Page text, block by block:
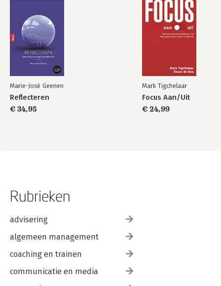
Marie-José Geenen
Reflecteren
€ 34,95
Mark Tigchelaar
Focus Aan/Uit
€ 24,99
Rubrieken
advisering
algemeen management
coaching en trainen
communicatie en media